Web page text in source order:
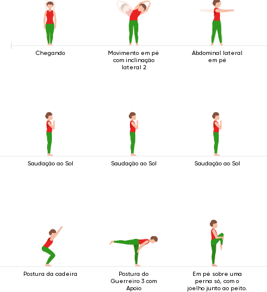
Chegando
Movimento em pé
com inclinação
lateral 2
Abdominal lateral
em pé
Saudação ao Sol Saudação ao Sol Saudação ao Sol
Postura da cadeira
Postura do
Guerreiro 3 com
Apoio
Em pé sobre uma
perna só, com o
joelho junto ao peito.